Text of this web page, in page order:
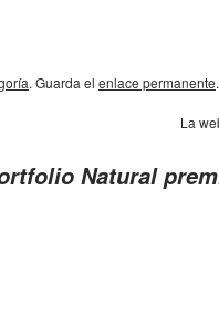
. Guarda el enlace permanente.
La
Natural